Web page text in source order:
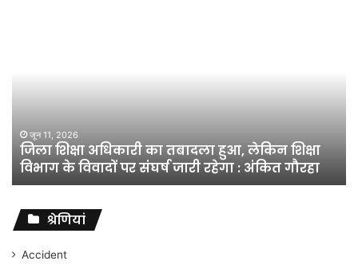
शिक्षा
विभाग
विवादों
संघर्ष
जारी
रहेगा
जून 11, 2026
जिला शिक्षा अधिकारी का तबादला हुआ, लेकिन शिक्षा
विभाग के विवादों पर संघर्ष जारी रहेगा : अंकित गौरहा
श्रेणियां
Accident